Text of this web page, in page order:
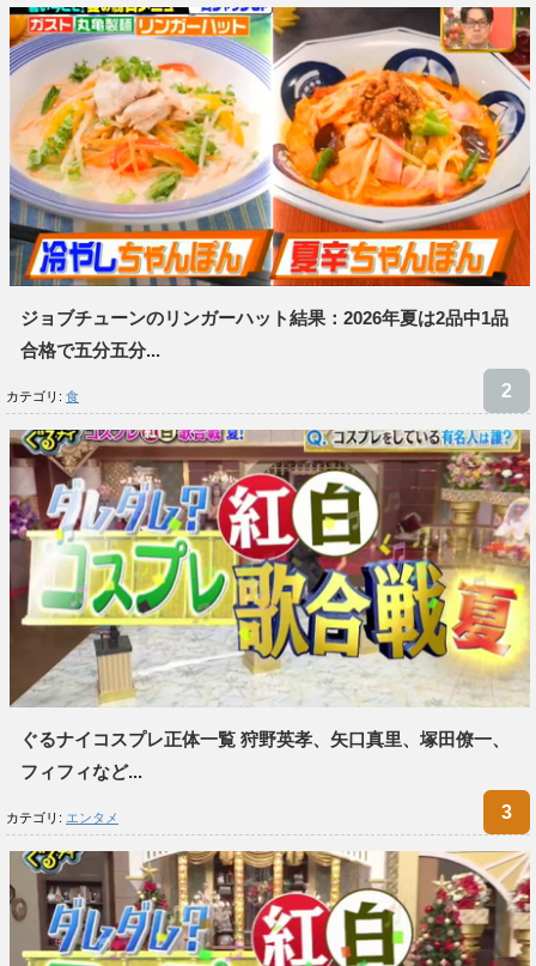
ジョブチューンのリンガーハット結果：2026年夏は2品中1品
合格で五分五分...
カテゴリ: 食
ぐるナイコスプレ正体一覧 狩野英孝、矢口真里、塚田僚一、
フィフィなど...
カテゴリ: エンタメ